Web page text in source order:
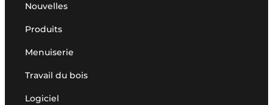
Nouvelles
Produits
Menuiserie
Travail du bois
Logiciel